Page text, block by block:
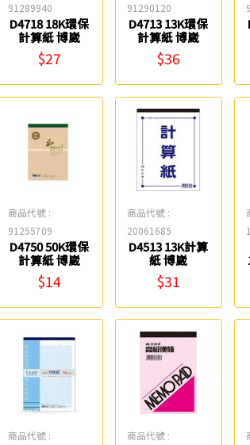
91289940
D4718 18K環保
計算紙 博崴
$27
91290120
D4713 13K環保
計算紙 博崴
$36
商品代號 :
91255709
D4750 50K環保
計算紙 博崴
$14
商品代號 :
20061685
D4513 13K計算
紙 博崴
$31
商品代號 :
商品代號 :